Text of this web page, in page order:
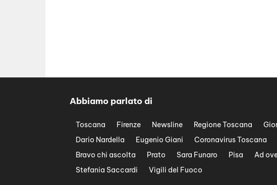
Abbiamo parlato di
Toscana Firenze Newsline Regione Toscana
Dario Nardella
Eugenio Giani Coronavirus Toscana
Bravo chi ascolta
Prato Sara Funaro Pisa Ad
Stefania Saccardi
Vigili del Fuoco